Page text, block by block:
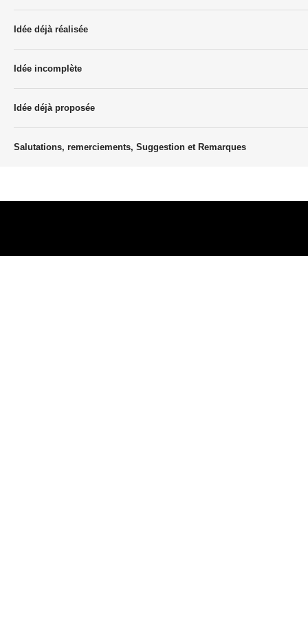
Idée déjà réalisée
Idée incomplète
Idée déjà proposée
Salutations, remerciements, Suggestion et Remarques